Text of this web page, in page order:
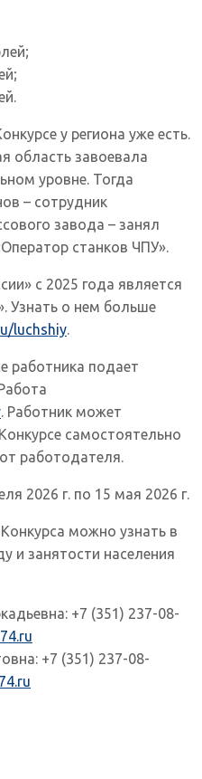
у региона уже есть.
область завоевала
уровне. Тогда
– сотрудник
завода – занял
станков ЧПУ».
с 2025 года является
Узнать о нем больше
luchshiy.
работника подает
. Работник может
самостоятельно
работодателя.
2026 г. по 15 мая 2026 г.
можно узнать в
и занятости населения
+7 (351) 237-08-
+7 (351) 237-08-